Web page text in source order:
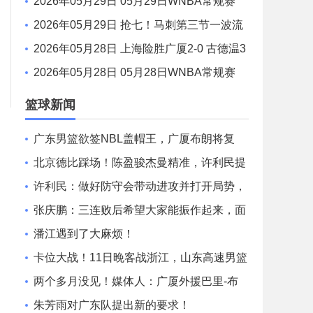
拉斯维加斯王牌87-95达拉斯飞翼 全场集锦
2026年05月29日 抢七！马刺第三节一波流
大胜雷霆扳成3-3 文班28+10 SGA18中6
2026年05月28日 上海险胜广厦2-0 古德温3
1+11&抢断3分压哨绝杀 布朗空砍50分
2026年05月28日 05月28日WNBA常规赛
康涅狄格太阳61-71波特兰火焰 全场集锦
篮球新闻
广东男篮欲签NBL盖帽王，广厦布朗将复
出，阿不都沙拉木赛季报销
北京德比踩场！陈盈骏杰曼精准，许利民提
攻守，张庆鹏直指亮剑！
许利民：做好防守会带动进攻并打开局势，
我们能打出高水平比赛
张庆鹏：三连败后希望大家能振作起来，面
对北京要敢于亮剑
潘江遇到了大麻烦！
卡位大战！11日晚客战浙江，山东高速男篮
能否保住第六？
两个多月没见！媒体人：广厦外援巴里-布
朗有望在今晚复出
朱芳雨对广东队提出新的要求！